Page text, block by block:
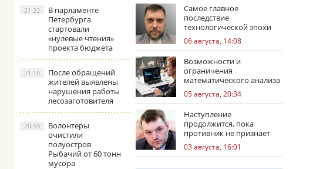
В парламенте
Петербурга
стартовали
«нулевые чтения»
проекта бюджета
21:22
После обращений
жителей выявлены
нарушения работы
лесозаготовителя
21:10
Волонтеры
очистили
полуостров
Рыбачий от 60 тонн
мусора
20:59
Самое главное
последствие
технологической эпохи
06 августа, 14:08
Возможности и
ограничения
математического анализа
избирательных кампаний
05 августа, 20:34
Наступление
продолжится, пока
противник не признает
стратегическое
поражение
03 августа, 16:01